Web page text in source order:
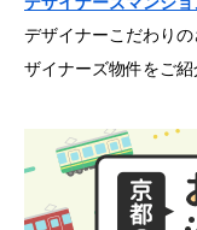
デザイナーこだわり
ザイナーズ物件をご紹